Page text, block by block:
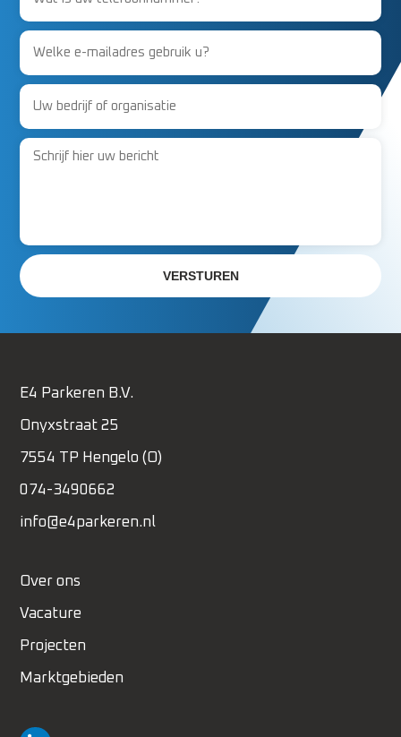
E4 Parkeren B.V.
Onyxstraat 25
7554 TP Hengelo (O)
074-3490662
info@e4parkeren.nl
Over ons
Vacature
Projecten
Marktgebieden